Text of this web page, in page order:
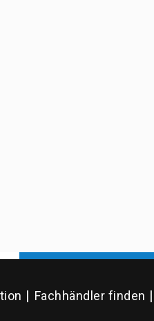
Fachhändler finden